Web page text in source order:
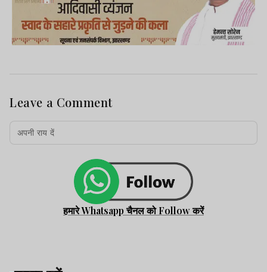
Leave a Comment
हमारे Whatsapp चैनल को Follow करें